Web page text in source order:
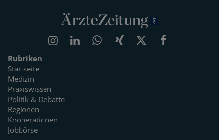
Rubriken
Startseite
Medizin
Praxiswissen
Politik & Debatte
Regionen
Kooperationen
Jobbörse